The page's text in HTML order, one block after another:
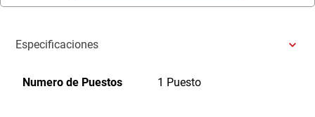
Especificaciones
Numero de Puestos 1 Puesto